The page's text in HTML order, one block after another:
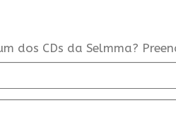
dos CDs da Selmma?